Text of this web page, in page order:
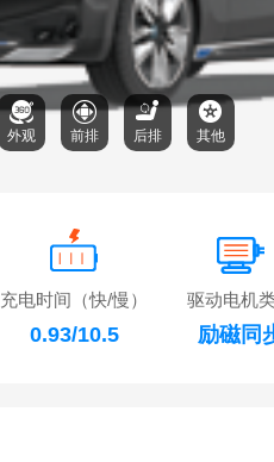
外观 前排 后排 其他
充电时间（快/慢）
0.93/10.5
驱动电机
励磁同